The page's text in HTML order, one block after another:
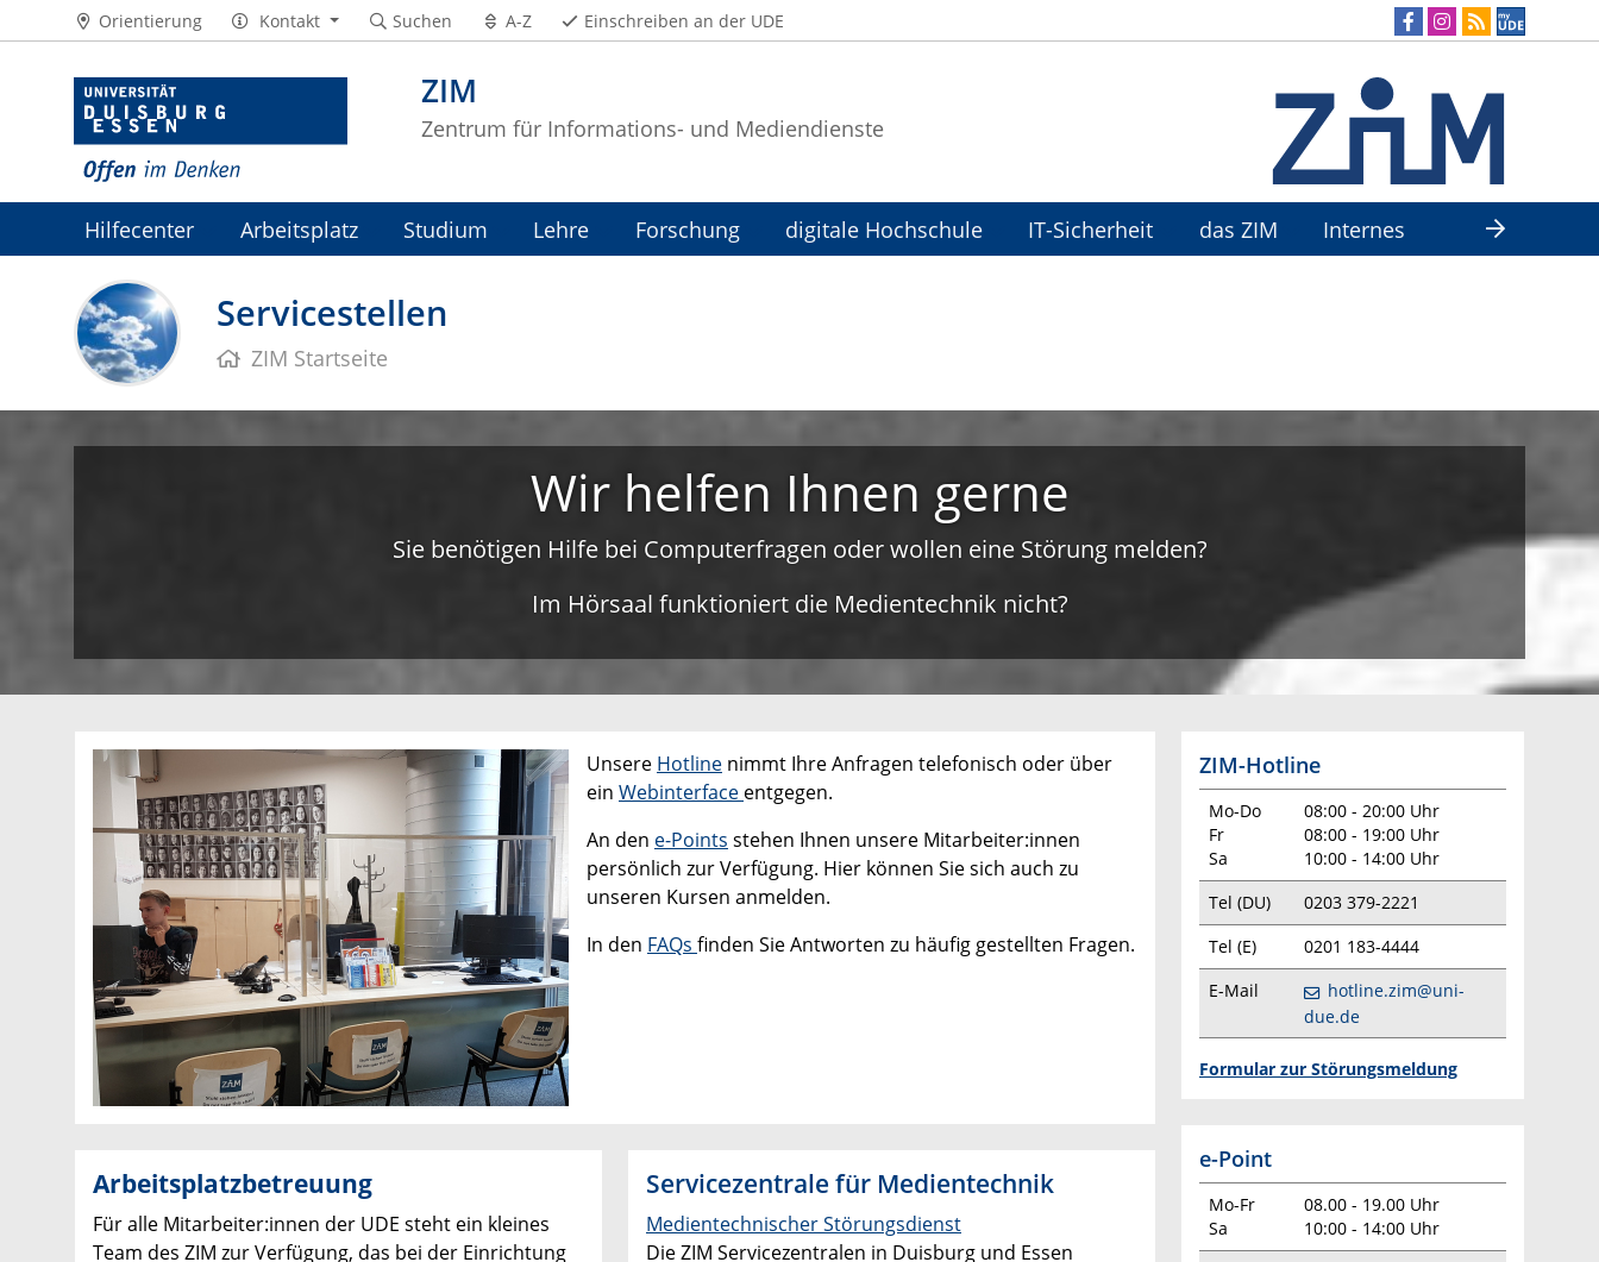
ZIM
Zentrum für Informations- und Mediendienste
Orientierung Kontakt Suchen A-Z Einschreiben an der UDE
Hilfecenter Arbeitsplatz Studium Lehre Forschung digitale Hochschule IT-Sicherheit das ZIM
Internes
ZIM-Intranet
Servicestellen
ZIM Startseite
Wir helfen Ihnen gerne
Sie benötigen Hilfe bei Computerfragen oder wollen eine Störung melden?
Im Hörsaal funktioniert die Medientechnik nicht?
Unsere Hotline nimmt Ihre Anfragen telefonisch oder über
ein Webinterface entgegen.
An den e-Points stehen Ihnen unsere Mitarbeiter:innen
persönlich zur Verfügung. Hier können Sie sich auch zu
unseren Kursen anmelden.
In den FAQs finden Sie Antworten zu häufig gestellten Fragen.
Arbeitsplatzbetreuung
Für alle Mitarbeiter:innen der UDE steht ein kleines
Team des ZIM zur Verfügung, das bei der Einrichtung
Servicezentrale für Medientechnik
Medientechnischer Störungsdienst
Die ZIM Servicezentralen in Duisburg und Essen
ZIM-Hotline
Mo-Do
Fr
Sa
08:00 - 20:00 Uhr
08:00 - 19:00 Uhr
10:00 - 14:00 Uhr
Tel (DU)
0203 379-2221
Tel (E)
0201 183-4444
E-Mail
hotline.zim@uni-
due.de
Formular zur Störungsmeldung
e-Point
Mo-Fr
Sa
08.00 - 19.00 Uhr
10:00 - 14:00 Uhr